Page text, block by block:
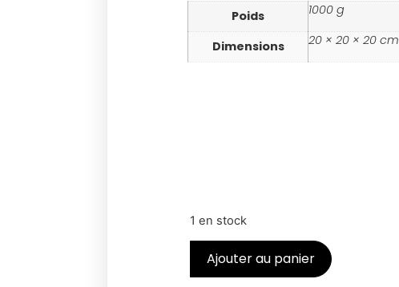
Poids 1000 g
Dimensions 20 × 20 × 20 cm
1 en stock
Ajouter au panier